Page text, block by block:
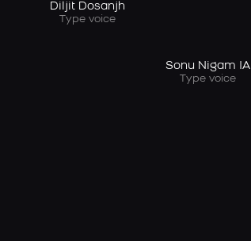
Diljit Dosanjh
Type voice
Sonu Nigam IA
Type voice